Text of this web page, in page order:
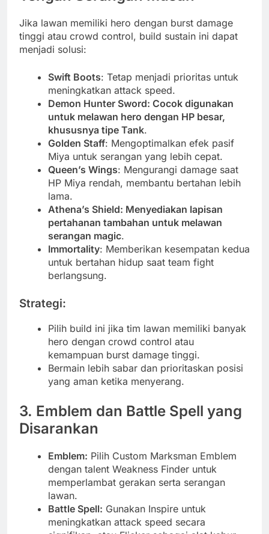
Jika lawan memiliki hero dengan burst damage
tinggi atau crowd control, build sustain ini dapat
menjadi solusi:
Swift Boots: Tetap menjadi prioritas untuk
meningkatkan attack speed.
Demon Hunter Sword: Cocok digunakan
untuk melawan hero dengan HP besar,
khususnya tipe Tank.
Golden Staff: Mengoptimalkan efek pasif
Miya untuk serangan yang lebih cepat.
Queen’s Wings: Mengurangi damage saat
HP Miya rendah, membantu bertahan lebih
lama.
Athena’s Shield: Menyediakan lapisan
pertahanan tambahan untuk melawan
serangan magic.
Immortality: Memberikan kesempatan kedua
untuk bertahan hidup saat team fight
berlangsung.
Strategi:
Pilih build ini jika tim lawan memiliki banyak
hero dengan crowd control atau
kemampuan burst damage tinggi.
Bermain lebih sabar dan prioritaskan posisi
yang aman ketika menyerang.
3. Emblem dan Battle Spell yang
Disarankan
Emblem: Pilih Custom Marksman Emblem
dengan talent Weakness Finder untuk
memperlambat gerakan serta serangan
lawan.
Battle Spell: Gunakan Inspire untuk
meningkatkan attack speed secara